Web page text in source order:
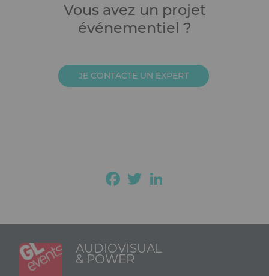
Vous avez un projet
événementiel ?
JE CONTACTE UN EXPERT
Facebook
Twitter
AUDIOVISUAL
& POWER